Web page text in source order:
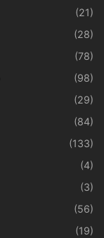
(21)
(28)
(78)
(98)
(29)
(84)
(133)
(4)
(3)
(56)
(19)